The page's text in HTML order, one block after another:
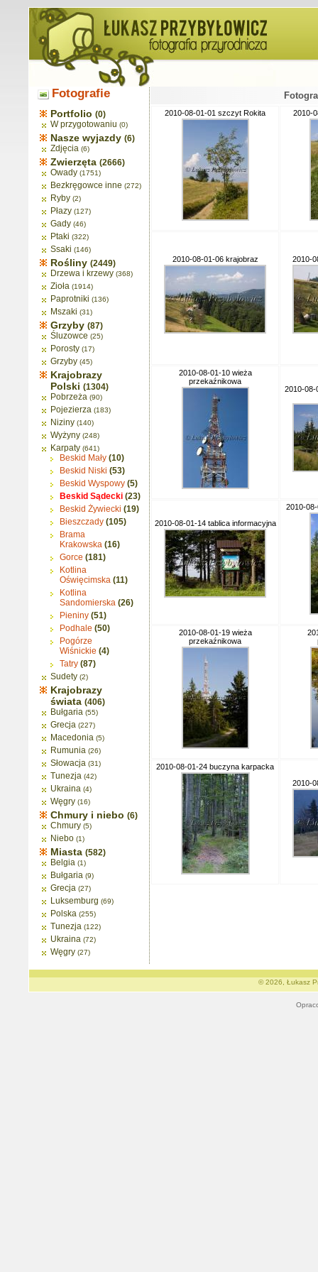
Fotografie
Portfolio (0)
W przygotowaniu (0)
Nasze wyjazdy (6)
Zdjęcia (6)
Zwierzęta (2666)
Owady (1751)
Bezkręgowce inne (272)
Ryby (2)
Płazy (127)
Gady (46)
Ptaki (322)
Ssaki (146)
Rośliny (2449)
Drzewa i krzewy (368)
Zioła (1914)
Paprotniki (136)
Mszaki (31)
Grzyby (87)
Śluzowce (25)
Porosty (17)
Grzyby (45)
Krajobrazy
Polski (1304)
Pobrzeża (90)
Pojezierza (183)
Niziny (140)
Wyżyny (248)
Karpaty (641)
Beskid Mały (10)
Beskid Niski (53)
Beskid Wyspowy (5)
Beskid Sądecki (23)
Beskid Żywiecki (19)
Bieszczady (105)
Brama
Krakowska (16)
Gorce (181)
Kotlina
Oświęcimska (11)
Kotlina
Sandomierska (26)
Pieniny (51)
Podhale (50)
Pogórze
Wiśnickie (4)
Tatry (87)
Sudety (2)
Krajobrazy
świata (406)
Bułgaria (55)
Grecja (227)
Macedonia (5)
Rumunia (26)
Słowacja (31)
Tunezja (42)
Ukraina (4)
Węgry (16)
Chmury i niebo (6)
Chmury (5)
Niebo (1)
Miasta (582)
Belgia (1)
Bułgaria (9)
Grecja (27)
Luksemburg (69)
Polska (255)
Tunezja (122)
Ukraina (72)
Węgry (27)
2010-08-01-01 szczyt Rokita 2010-
2010-08-01-06 krajobraz 2010-
2010-08-01-10 wieża
przekaźnikowa
2010-08-
2010-08-01-14 tablica informacyjna
2010-
2010-08-01-19 wieża
przekaźnikowa
2010-08-01-24 buczyna karpacka
2010-
© 2026, Łukasz